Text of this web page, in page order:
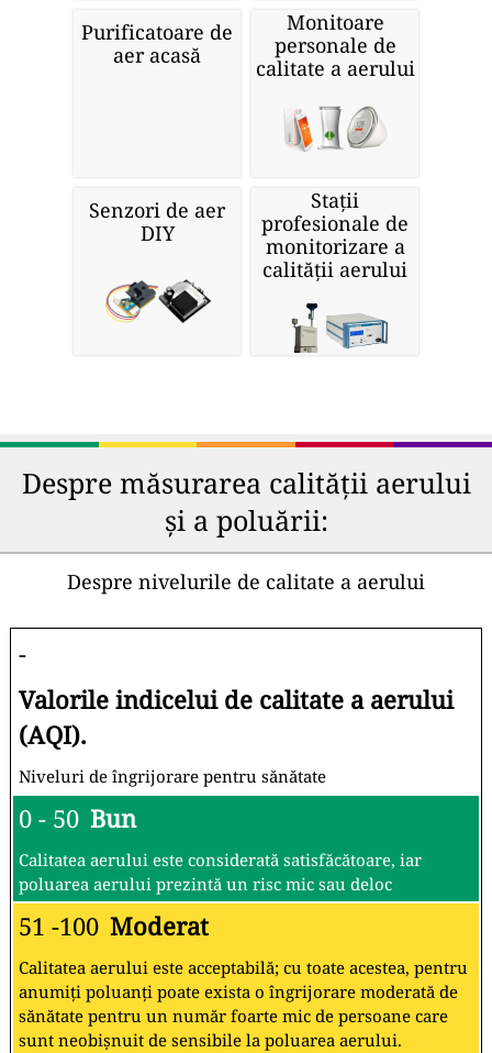
Purificatoare de
aer acasă
Monitoare
personale de
calitate a aerului
Senzori de aer
DIY
Stații
profesionale de
monitorizare a
calității aerului
Despre măsurarea calității aerului
și a poluării:
Despre nivelurile de calitate a aerului
-
Valorile indicelui de calitate a aerului
(AQI).
Niveluri de îngrijorare pentru sănătate
0 - 50 Bun
Calitatea aerului este considerată satisfăcătoare, iar
poluarea aerului prezintă un risc mic sau deloc
51 -100 Moderat
Calitatea aerului este acceptabilă; cu toate acestea, pentru
anumiți poluanți poate exista o îngrijorare moderată de
sănătate pentru un număr foarte mic de persoane care
sunt neobișnuit de sensibile la poluarea aerului.